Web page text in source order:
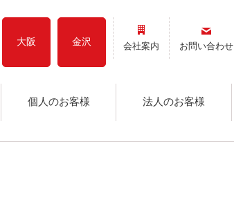
大阪 金沢 会社案内 お問い合わせ
個人のお客様 法人のお客様